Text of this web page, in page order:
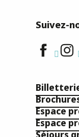
Suivez-
Espace
Espace